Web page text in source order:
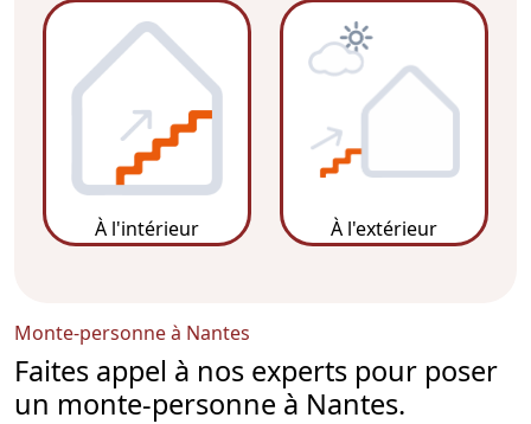
À l'intérieur À l'extérieur
Monte-personne à Nantes
Faites appel à nos experts pour poser
un monte-personne à Nantes.